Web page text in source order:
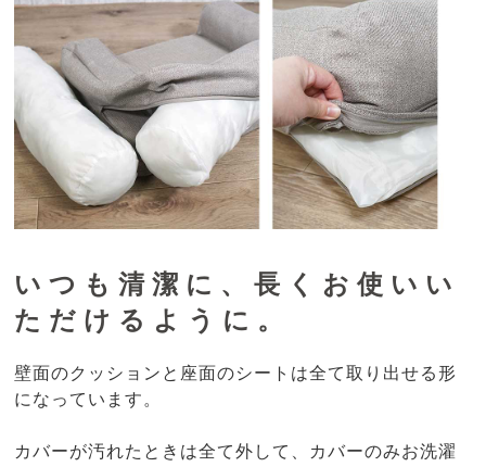
いつも清潔に、長くお使いい
ただけるように。
壁面のクッションと座面のシートは全て取り出せる形
になっています。
カバーが汚れたときは全て外して、カバーのみお洗濯